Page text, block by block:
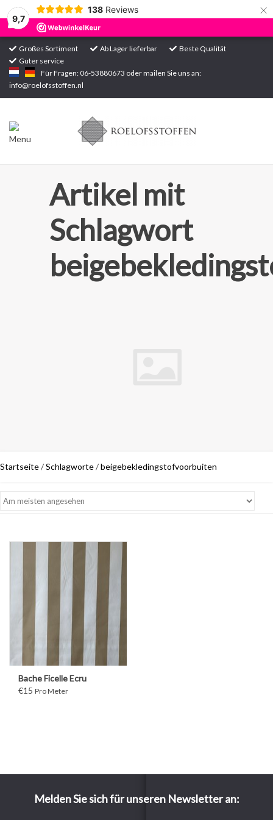
9,7
138 Reviews ×
Großes Sortiment Ab Lager lieferbar
Beste Qualität
Guter service
Für Fragen: 06-53880673 oder mailen Sie uns an:
info@roelofsstoffen.nl
Startseite
Sortiment
Artikel mit
Schlagwort
Startseite/Schlagworte/beigebekledingstofvoorbuiten
Bache Ficelle Ecru
€15 Pro Meter
Melden Sie sich für unseren Newsletter an: